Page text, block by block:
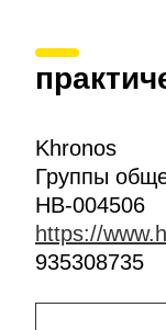
Khronos
Группы
HB-004506
https://
935308735